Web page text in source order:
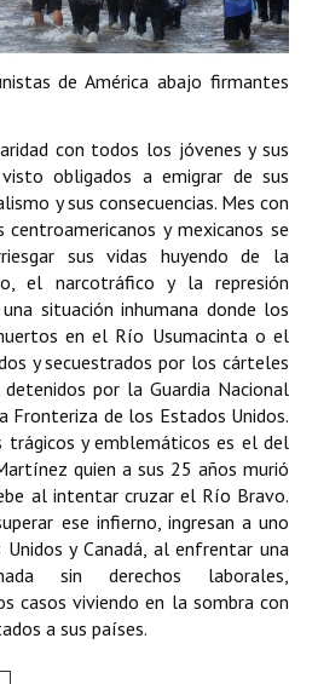
de América abajo firmantes
con todos los jóvenes y sus
obligados a emigrar de sus
y sus consecuencias. Mes con
y mexicanos se
sus vidas huyendo de la
el narcotráfico y la represión
situación inhumana donde los
en el Río Usumacinta o el
y secuestrados por los cárteles
por la Guardia Nacional
Fronteriza de los Estados Unidos.
trágicos y emblemáticos es el del
quien a sus 25 años murió
al intentar cruzar el Río Bravo.
ese infierno, ingresan a uno
y Canadá, al enfrentar una
sin derechos laborales,
casos viviendo en la sombra con
a sus países.